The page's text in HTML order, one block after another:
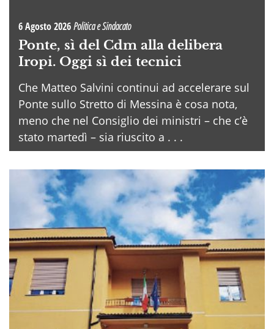
6 Agosto 2026Politica e Sindacato
Ponte, sì del Cdm alla delibera
Iropi. Oggi sì dei tecnici
Che Matteo Salvini continui ad accelerare sul
Ponte sullo Stretto di Messina è cosa nota,
meno che nel Consiglio dei ministri – che c’è
stato martedì – sia riuscito a . . .